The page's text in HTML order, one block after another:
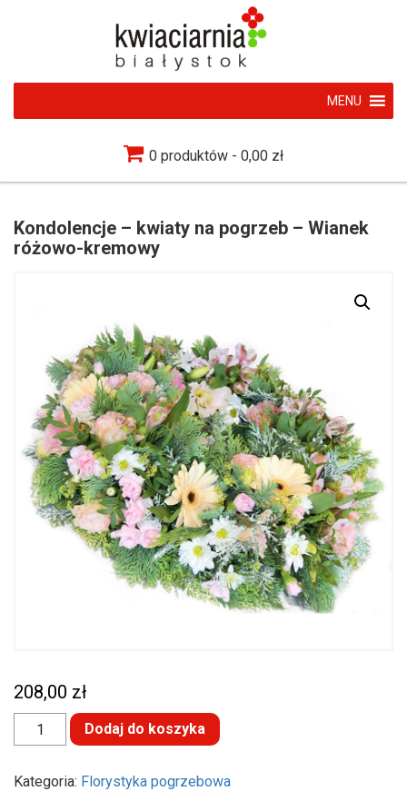
MENU
0 produktów 0,00 zł
Kondolencje – kwiaty na pogrzeb – Wianek
różowo-kremowy
208,00 zł
ilość
Kondolencje
-
na
pogrzeb
Dodaj do koszyka
Kategoria: Florystyka pogrzebowa